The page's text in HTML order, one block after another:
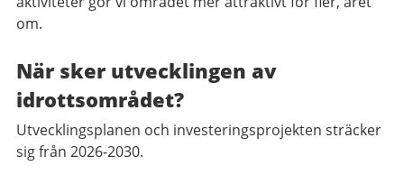
om.
När sker utvecklingen av
idrottsområdet?
Utvecklingsplanen och investeringsprojekten sträcker
sig från 2026-2030.